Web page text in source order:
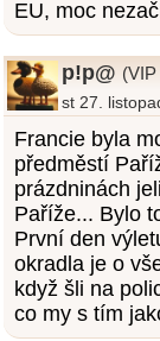
EU, moc
p!p@
st 27.
Francie byla
předměstí
prázdninách
Paříže... Bylo
První den
okradla je o
když šli na
co my s tím